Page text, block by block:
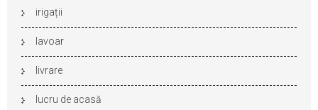
irigații
lavoar
livrare
lucru de acasă